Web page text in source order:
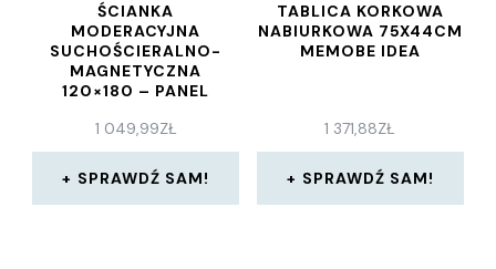
ŚCIANKA
MODERACYJNA
SUCHOŚCIERALNO-
MAGNETYCZNA
120×180 – PANEL
1 049,99ZŁ
SPRAWDŹ SAM!
TABLICA KORKOWA
NABIURKOWA 75X44CM
MEMOBE IDEA
1 371,88ZŁ
SPRAWDŹ SAM!